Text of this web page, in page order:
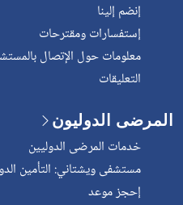
إنضم إلينا
إستفسارات ومقترحات
معلومات حول الإتصال
التعليقات
المرضى الدوليون
خدمات المرضى الدوليين
مستشفى ويشتاني: التأمين
إحجز موعد